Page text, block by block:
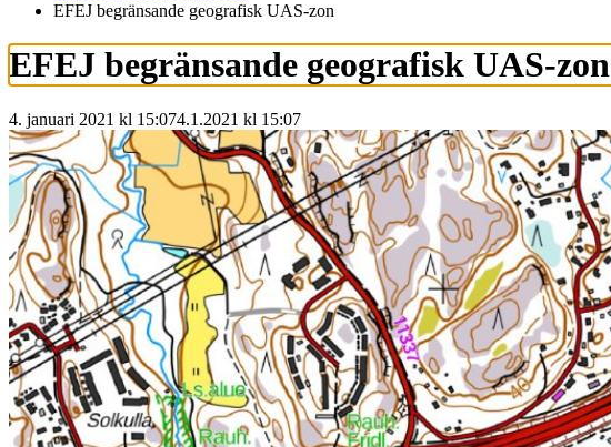
EFEJ begränsande geografisk UAS-zon
EFEJ begränsande geografisk UAS-zon
4. januari 2021 kl 15:074.1.2021 kl 15:07